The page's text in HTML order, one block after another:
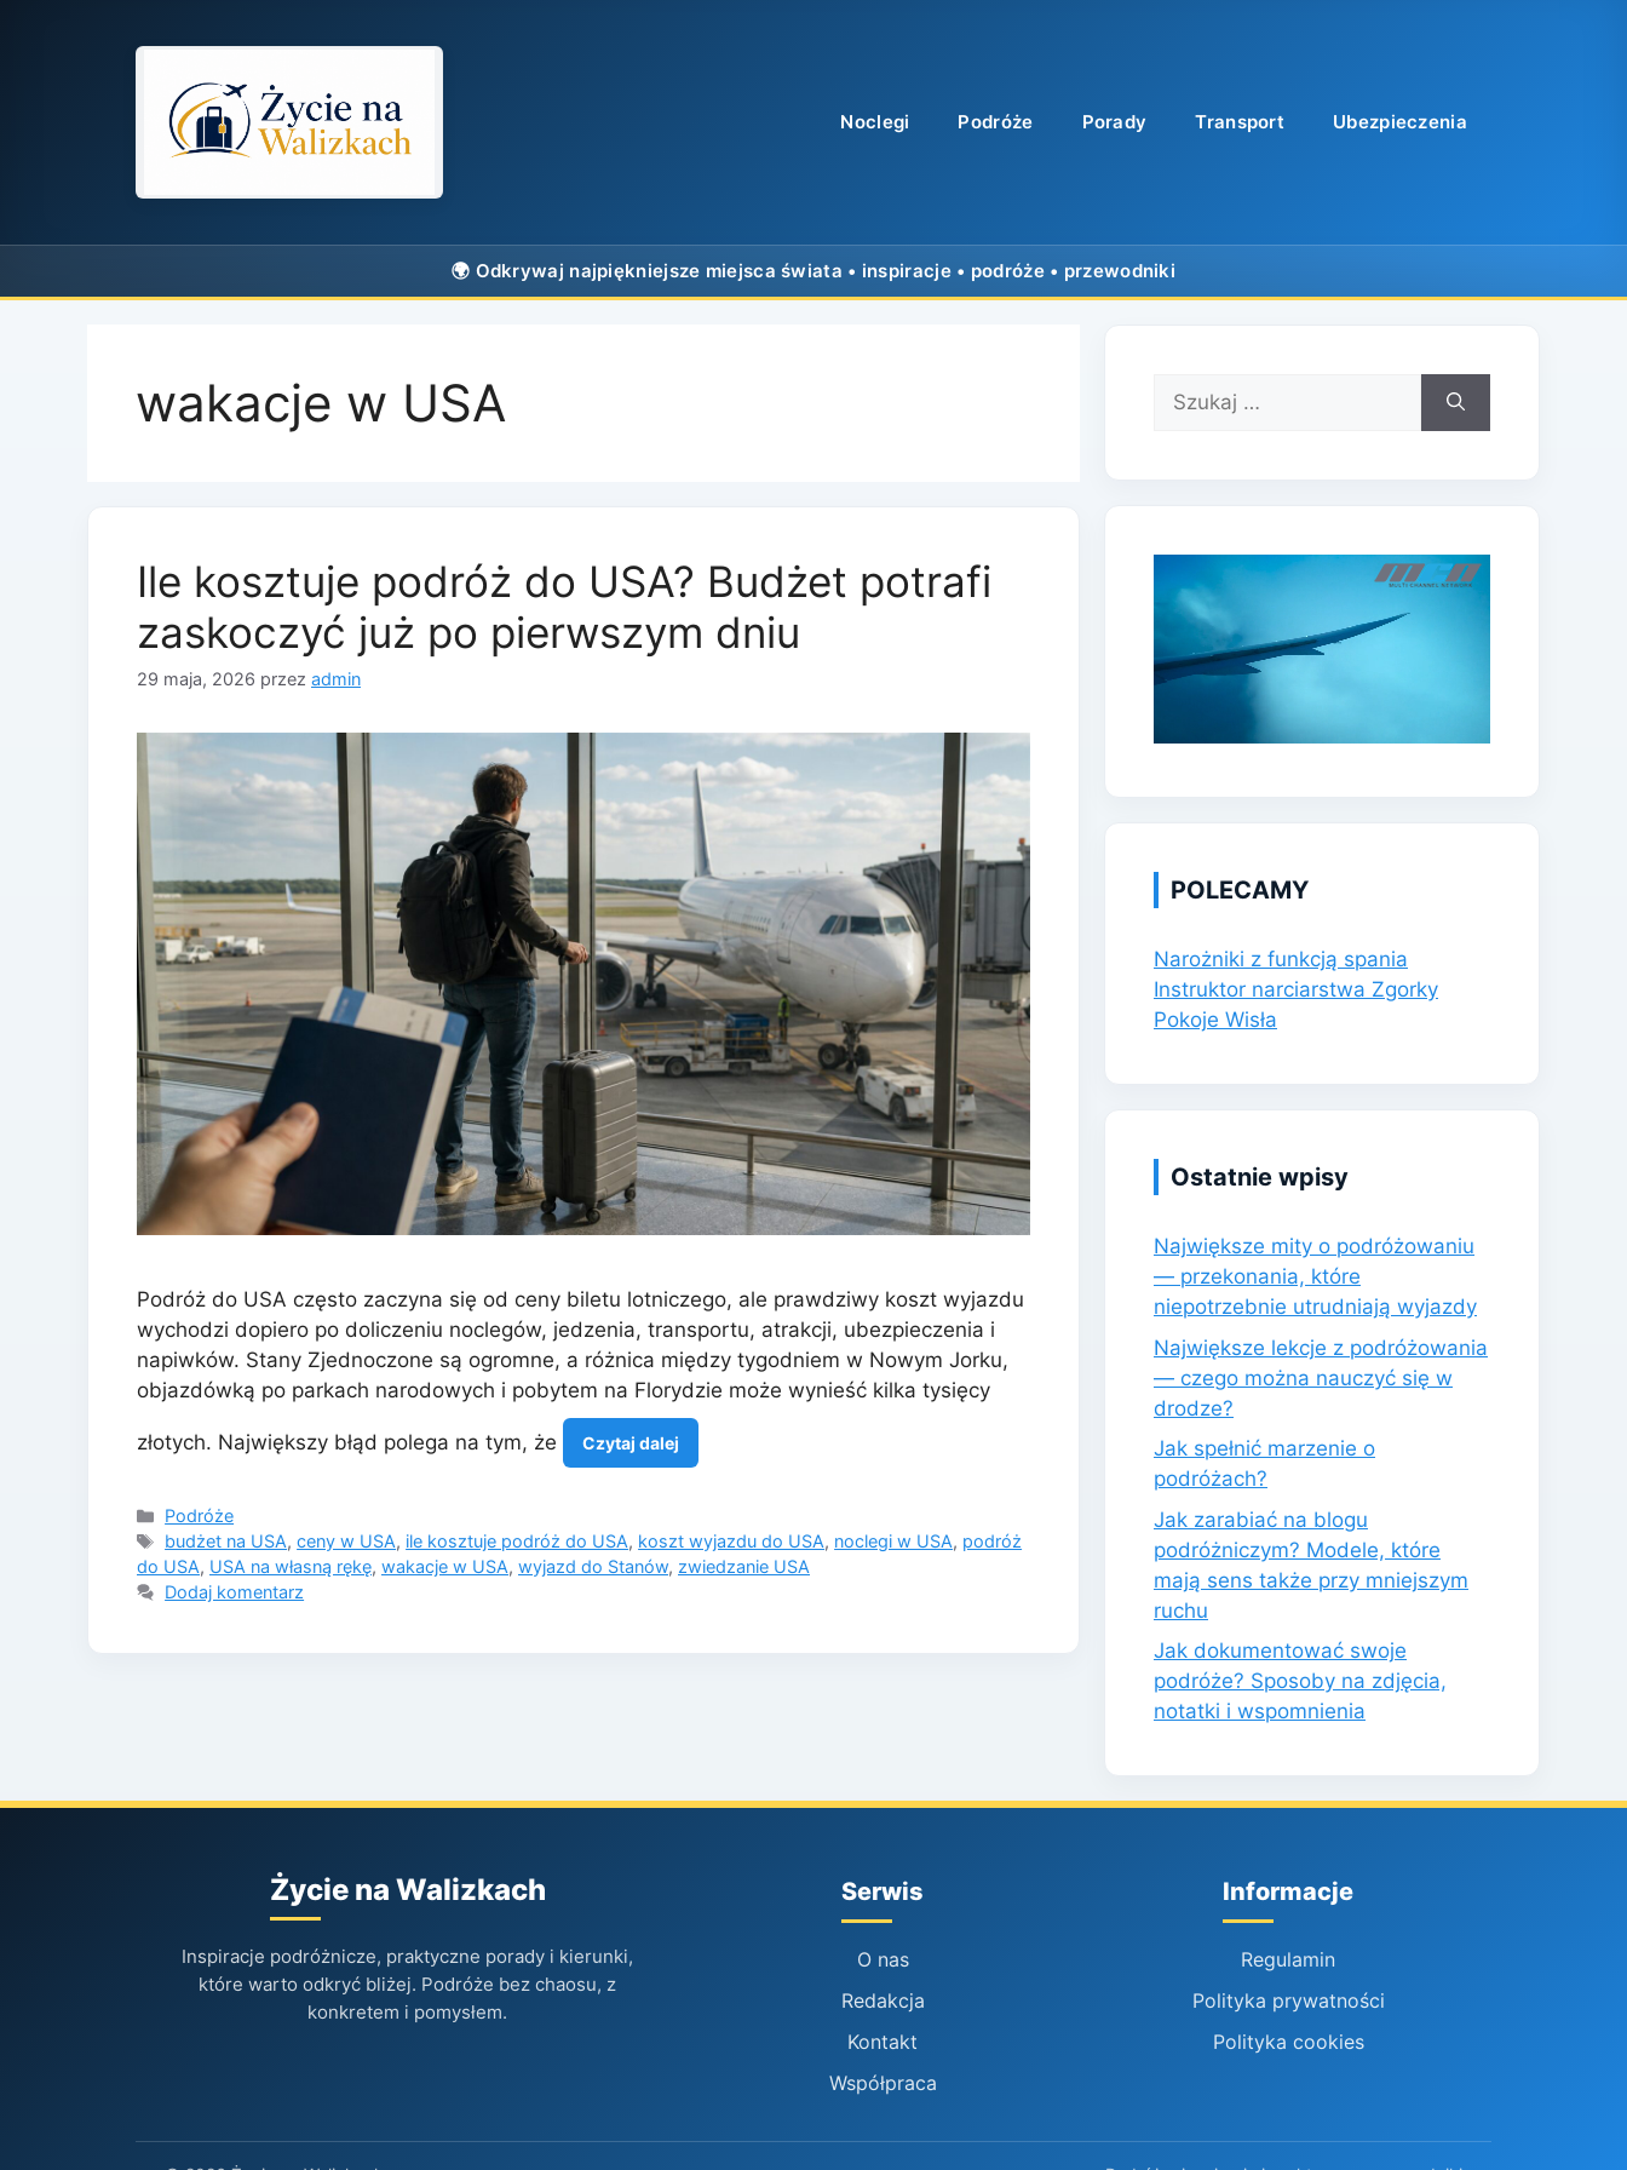
Noclegi Podróże Porady Transport Ubezpieczenia
wakacje w USA
Ile kosztuje podróż do USA? Budżet potrafi
zaskoczyć już po pierwszym dniu
29 maja, 2026 przez admin
Podróż do USA często zaczyna się od ceny biletu lotniczego, ale prawdziwy koszt wyjazdu
wychodzi dopiero po doliczeniu noclegów, jedzenia, transportu, atrakcji, ubezpieczenia i
napiwków. Stany Zjednoczone są ogromne, a różnica między tygodniem w Nowym Jorku,
objazdówką po parkach narodowych i pobytem na Florydzie może wynieść kilka tysięcy
złotych. Największy błąd polega na tym, że Czytaj dalej
Kategorie
Podróże
Tagi
budżet na USA,ceny w USA, ile kosztuje podróż do USA, koszt wyjazdu do USA, noclegi w USA, podróż
do USA, USA na własną rękę, wakacje w USA, wyjazd do Stanów, zwiedzanie USA
Dodaj komentarz
Szukaj:
POLECAMY
Narożniki z funkcją spania
Instruktor narciarstwa Zgorky
Pokoje Wisła
Ostatnie wpisy
Największe mity o podróżowaniu
— przekonania, które
niepotrzebnie utrudniają wyjazdy
Największe lekcje z podróżowania
— czego można nauczyć się w
drodze?
Jak spełnić marzenie o
podróżach?
Jak zarabiać na blogu
podróżniczym? Modele, które
mają sens także przy mniejszym
ruchu
Jak dokumentować swoje
podróże? Sposoby na zdjęcia,
notatki i wspomnienia
Życie na Walizkach
Inspiracje podróżnicze, praktyczne porady i kierunki,
które warto odkryć bliżej. Podróże bez chaosu, z
konkretem i pomysłem.
Serwis
O nas
Redakcja
Kontakt
Współpraca
Informacje
Regulamin
Polityka prywatności
Polityka cookies